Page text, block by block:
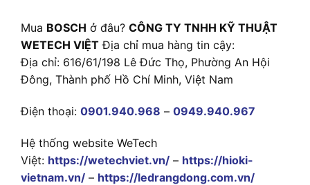
Mua BOSCH ở đâu? CÔNG TY TNHH KỸ THUẬT
WETECH VIỆT Địa chỉ mua hàng tin cậy:
Địa chỉ: 616/61/198 Lê Đức Thọ, Phường An Hội
Đông, Thành phố Hồ Chí Minh, Việt Nam
Điện thoại: 0901.940.968 – 0949.940.967
Hệ thống website WeTech
Việt: https://wetechviet.vn/ – https://hioki-
vietnam.vn/ – https://ledrangdong.com.vn/